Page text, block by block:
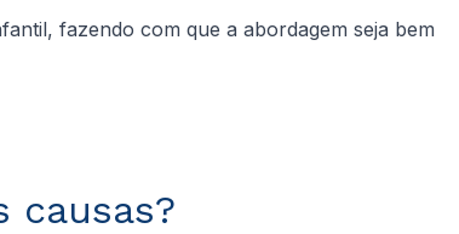
fazendo com que a abordagem seja bem
causas?